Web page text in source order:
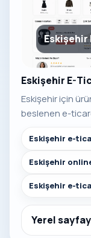
Eskişehir E-
Eskişehir için
beslenen e-
Eskişehir e-
Eskişehir
Eskişehir e-
Yerel